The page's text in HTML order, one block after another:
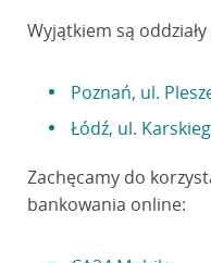
Wyjątkiem są
Poznań, ul.
Łódź, ul.
Zachęcamy do
bankowania online: